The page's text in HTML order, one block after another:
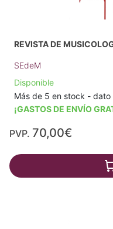
REVISTA DE
SEdeM
Disponible
Más de 5 en stock -
¡GASTOS DE ENVÍO
PVP. 70,00€